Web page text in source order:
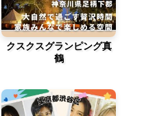
クスクスグランピング真
鶴